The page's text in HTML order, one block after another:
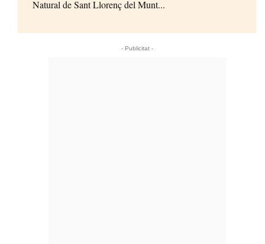
Natural de Sant Llorenç del Munt...
- Publicitat -